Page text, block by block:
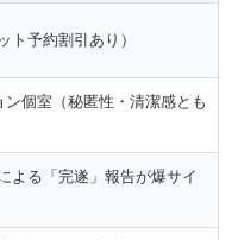
ト予約割引あり）
個室（秘匿性・清潔感とも
よる「完遂」報告が爆サイ